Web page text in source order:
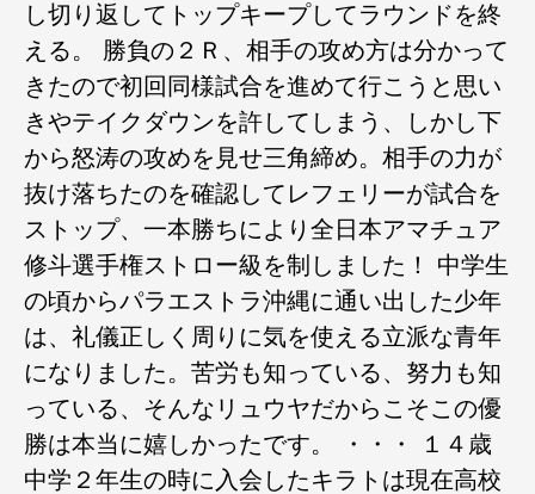
し切り返してトップキープしてラウンドを終
える。 勝負の２Ｒ、相手の攻め方は分かって
きたので初回同様試合を進めて行こうと思い
きやテイクダウンを許してしまう、しかし下
から怒涛の攻めを見せ三角締め。相手の力が
抜け落ちたのを確認してレフェリーが試合を
ストップ、一本勝ちにより全日本アマチュア
修斗選手権ストロー級を制しました！ 中学生
の頃からパラエストラ沖縄に通い出した少年
は、礼儀正しく周りに気を使える立派な青年
になりました。苦労も知っている、努力も知
っている、そんなリュウヤだからこそこの優
勝は本当に嬉しかったです。 ・・・ １４歳
中学２年生の時に入会したキラトは現在高校